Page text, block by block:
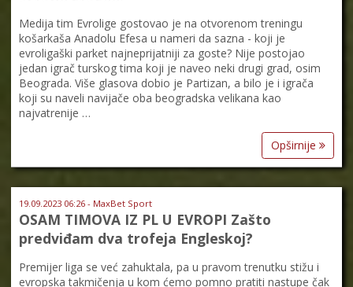
Medija tim Evrolige gostovao je na otvorenom treningu
košarkaša Anadolu Efesa u nameri da sazna - koji je
evroligaški parket najneprijatniji za goste? Nije postojao
jedan igrač turskog tima koji je naveo neki drugi grad, osim
Beograda. Više glasova dobio je Partizan, a bilo je i igrača
koji su naveli navijače oba beogradska velikana kao
najvatrenije …
Opširnije
19.09.2023 06:26 - MaxBet Sport
OSAM TIMOVA IZ PL U EVROPI Zašto
predviđam dva trofeja Engleskoj?
Premijer liga se već zahuktala, pa u pravom trenutku stižu i
evropska takmičenja u kom ćemo pomno pratiti nastupe čak